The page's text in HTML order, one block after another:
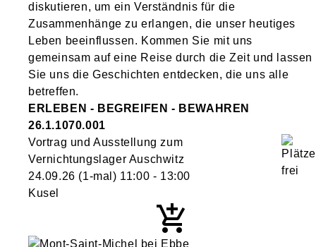
diskutieren, um ein Verständnis für die
Zusammenhänge zu erlangen, die unser heutiges
Leben beeinflussen. Kommen Sie mit uns
gemeinsam auf eine Reise durch die Zeit und lassen
Sie uns die Geschichten entdecken, die uns alle
betreffen.
ERLEBEN - BEGREIFEN - BEWAHREN
26.1.1070.001
Vortrag und Ausstellung zum
Vernichtungslager Auschwitz
24.09.26 (1-mal) 11:00 - 13:00
Kusel